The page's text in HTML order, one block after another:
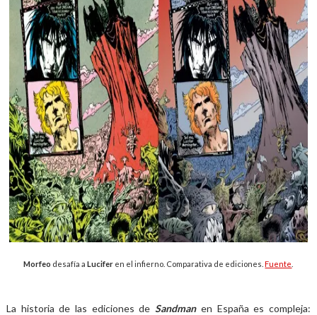
Morfeo desafía aLucifer en el infierno. Comparativa de ediciones.Fuente
La historia de las ediciones deSandman en España es compleja: